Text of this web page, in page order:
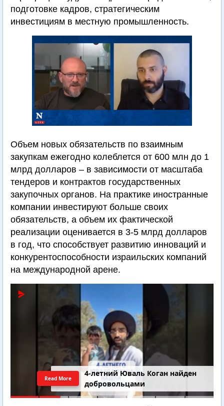
подготовке кадров, стратегическим
инвестициям в местную промышленность.
Объем новых обязательств по взаимным
закупкам ежегодно колеблется от 600 млн до 1
млрд долларов – в зависимости от масштаба
тендеров и контрактов государственных
закупочных органов. На практике иностранные
компании инвестируют больше своих
обязательств, а объем их фактической
реализации оценивается в 3-5 млрд долларов
в год, что способствует развитию инноваций и
конкурентоспособности израильских компаний
на международной арене.
4-летний Юваль Коган найден
добровольцами
Read More